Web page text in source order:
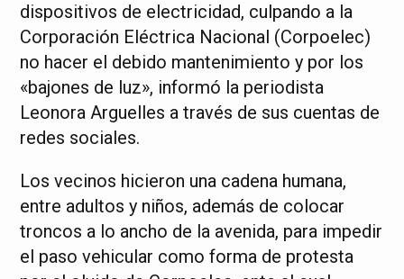
dispositivos de electricidad, culpando a la
Corporación Eléctrica Nacional (Corpoelec)
no hacer el debido mantenimiento y por los
«bajones de luz», informó la periodista
Leonora Arguelles a través de sus cuentas de
redes sociales.
Los vecinos hicieron una cadena humana,
entre adultos y niños, además de colocar
troncos a lo ancho de la avenida, para impedir
el paso vehicular como forma de protesta